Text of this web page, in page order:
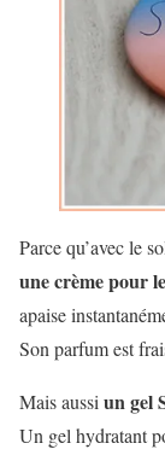
Parce qu’avec le
une crème pour
apaise
Son parfum est
Mais aussiun gel
Un gel hydratant